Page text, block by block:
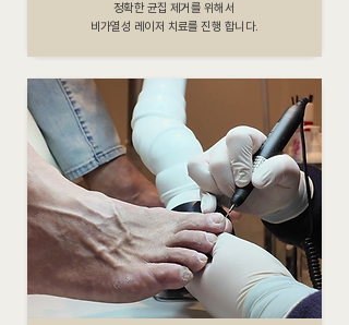
정확한 균집 제거를 위해서
비가열성 레이저 치료를 진행 합니다.